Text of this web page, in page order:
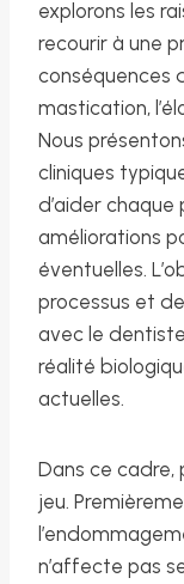
explorons les
recourir à une
conséquences
mastication,
Nous
cliniques
d’aider chaque
améliorations
éventuelles.
processus et
avec le
réalité
actuelles.
Dans ce cadre,
jeu.
n’affecte pas